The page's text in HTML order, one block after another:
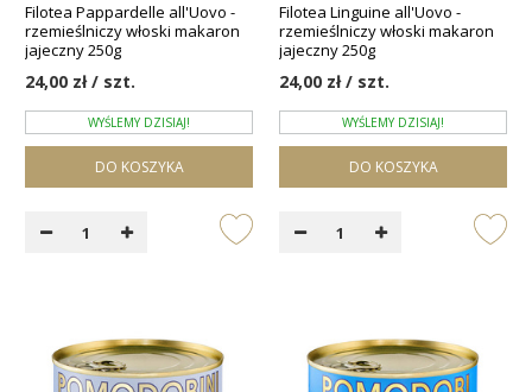
Filotea Pappardelle all'Uovo -
rzemieślniczy włoski makaron
jajeczny 250g
24,00 zł / szt.
WYŚLEMY DZISIAJ!
DO KOSZYKA
Filotea Linguine all'Uovo -
rzemieślniczy włoski makaron
jajeczny 250g
24,00 zł / szt.
WYŚLEMY DZISIAJ!
DO KOSZYKA